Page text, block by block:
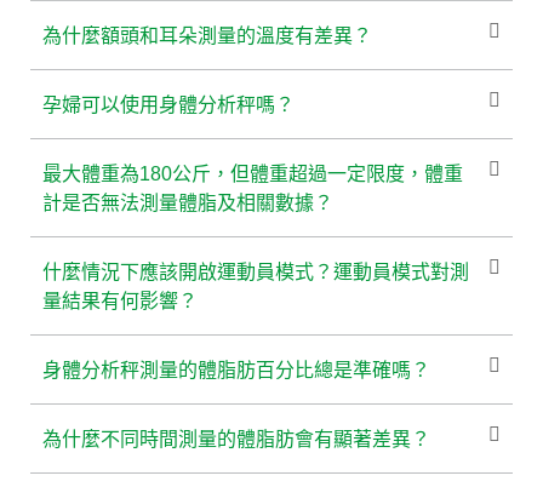
為什麼額頭和耳朵測量的溫度有差異？
孕婦可以使用身體分析秤嗎？
最大體重為180公斤，但體重超過一定限度，體重
計是否無法測量體脂及相關數據？
什麼情況下應該開啟運動員模式？運動員模式對測
量結果有何影響？
身體分析秤測量的體脂肪百分比總是準確嗎？
為什麼不同時間測量的體脂肪會有顯著差異？